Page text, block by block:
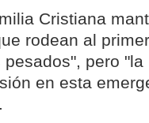
Cristiana
rodean al
pero
en esta